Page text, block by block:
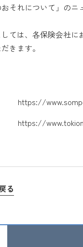
それについて」の
ては、各保険会社
きます。
https://
https://
る